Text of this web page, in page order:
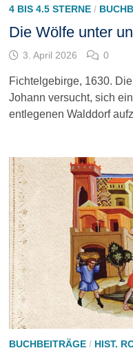
4 BIS 4.5 STERNE/
Die Wölfe unter
3. April 2026 0
Fichtelgebirge, 1630.
Johann versucht, sich
entlegenen Walddorf
BUCHBEITRÄGE/ HIST.